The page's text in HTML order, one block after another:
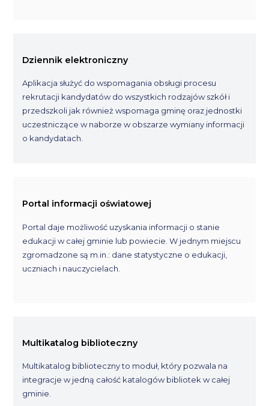
Dziennik elektroniczny
Aplikacja służyć do wspomagania obsługi procesu
rekrutacji kandydatów do wszystkich rodzajów szkół i
przedszkoli jak również wspomaga gminę oraz jednostki
uczestniczące w naborze w obszarze wymiany informacji
o kandydatach.
Portal informacji oświatowej
Portal daje możliwość uzyskania informacji o stanie
edukacji w całej gminie lub powiecie. W jednym miejscu
zgromadzone są m.in.: dane statystyczne o edukacji,
uczniach i nauczycielach.
Multikatalog biblioteczny
Multikatalog biblioteczny to moduł, który pozwala na
integracje w jedną całość katalogów bibliotek w całej
gminie.